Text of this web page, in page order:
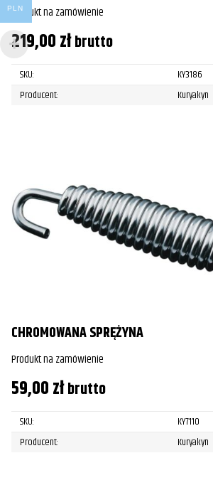
Produkt na zamówienie
219,00złbrutto
SKU:
KY3186
Producent:
Kuryakyn
CHROMOWANA SPRĘŻYNA
Produkt na zamówienie
59,00złbrutto
SKU:
KY7110
Producent:
Kuryakyn
PLN